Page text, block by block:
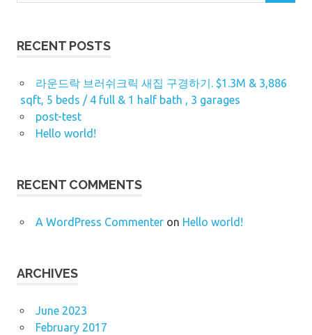
RECENT POSTS
라운드락 브러쉬크릭 새집 구경하기. $1.3M & 3,886
sqft, 5 beds / 4 full & 1 half bath , 3 garages
post-test
Hello world!
RECENT COMMENTS
A WordPress Commenteron Hello world!
ARCHIVES
June 2023
February 2017